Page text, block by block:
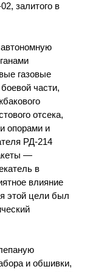
залитого в
газовые
части,
отсека,
опорами и
РД-214
—
в
влияние
этой цели был
и обшивки,